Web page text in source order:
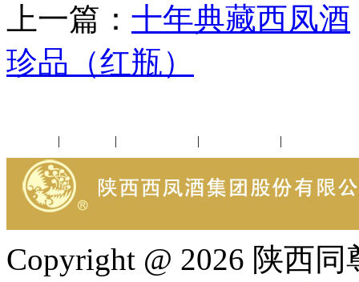
上一篇： 十年典藏西凤酒
珍品（红瓶）
| | | |
Copyright @ 2026 陕西